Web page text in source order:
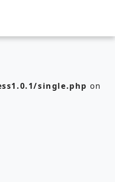
single.php on